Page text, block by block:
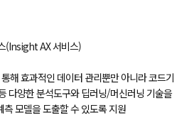
(Insight AX 서비스)
해 효과적인 데이터 관리뿐만 아니라 코드기
다양한 분석도구와 딥러닝/머신러닝 기술을
모델을 도출할 수 있도록 지원